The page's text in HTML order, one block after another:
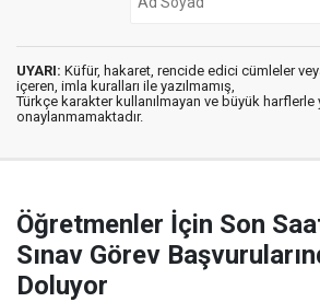
UYARI: Küfür, hakaret, rencide edici cümleler
içeren, imla kuralları ile yazılmamış,
Türkçe karakter kullanılmayan ve büyük harflerle
onaylanmamaktadır.
Öğretmenler İçin Son
Sınav Görev
Doluyor